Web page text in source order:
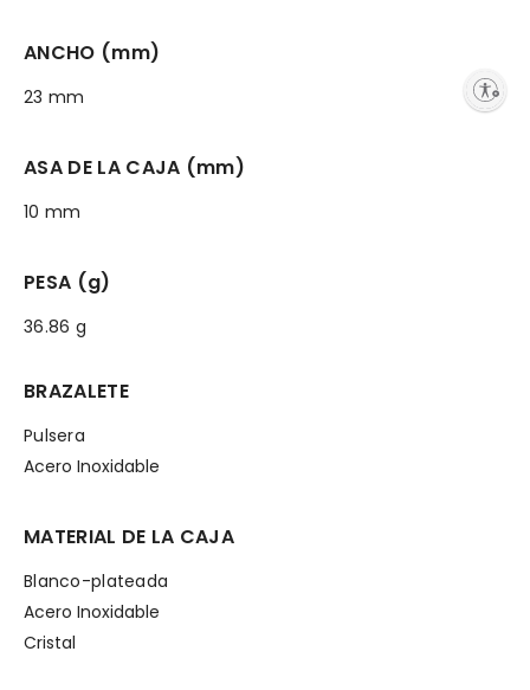
ANCHO (mm)
23 mm
ASA DE LA CAJA (mm)
10 mm
PESA (g)
36.86 g
BRAZALETE
Pulsera
Acero Inoxidable
MATERIAL DE LA CAJA
Blanco-plateada
Acero Inoxidable
Cristal